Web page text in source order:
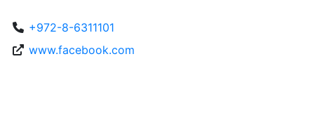
+972-8-6311101
www.facebook.com